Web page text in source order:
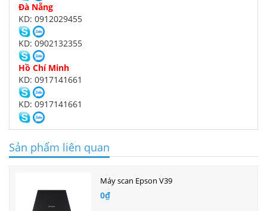
Đà Nẵng
KD: 0912029455
KD: 0902132355
Hồ Chí Minh
KD: 0917141661
KD: 0917141661
Sản phẩm liên quan
Máy scan Epson V39
0₫